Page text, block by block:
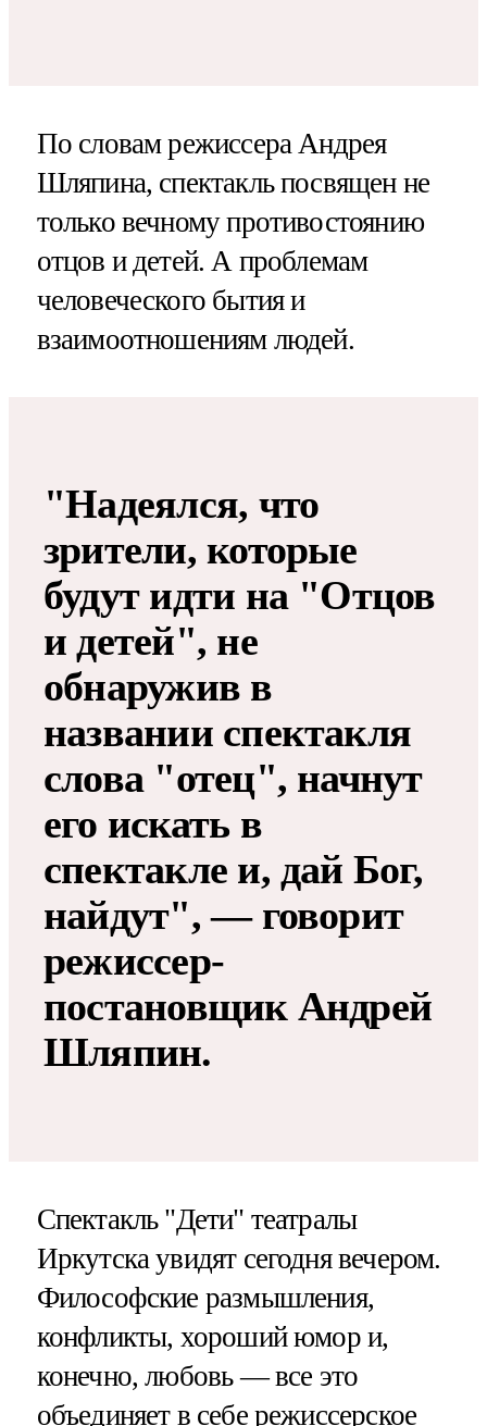
По словам режиссера Андрея
Шляпина, спектакль посвящен не
только вечному противостоянию
отцов и детей. А проблемам
человеческого бытия и
взаимоотношениям людей.
"Надеялся, что
зрители, которые
будут идти на "Отцов
и детей", не
обнаружив в
названии спектакля
слова "отец", начнут
его искать в
спектакле и, дай Бог,
найдут", — говорит
режиссер-
постановщик Андрей
Шляпин.
Спектакль "Дети" театралы
Иркутска увидят сегодня вечером.
Философские размышления,
конфликты, хороший юмор и,
конечно, любовь — все это
объединяет в себе режиссерское